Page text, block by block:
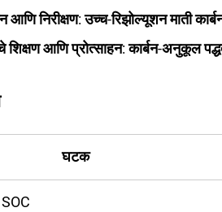
आणि निरीक्षण: उच्च-रिझोल्यूशन माती
शिक्षण आणि प्रोत्साहन: कार्बन-अनुकूल
घटक